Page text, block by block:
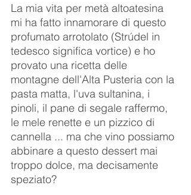
La mia vita per metà altoatesina
mi ha fatto innamorare di questo
profumato arrotolato (Strúdel in
tedesco significa vortice) e ho
provato una ricetta delle
montagne dell'Alta Pusteria con la
pasta matta, l'uva sultanina, i
pinoli, il pane di segale raffermo,
le mele renette e un pizzico di
cannella ... ma che vino possiamo
abbinare a questo dessert mai
troppo dolce, ma decisamente
speziato?